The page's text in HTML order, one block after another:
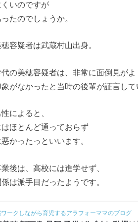
いのですが
たのでしょうか。
容疑者は武蔵村山出身。
の美穂容疑者は、非常に面倒見がよ
がなかったと当時の後輩が証言して
によると、
ほとんど通っておらず
かったっといいます。
後は、高校には進学せず、
は派手目だったようです。
ークしながら育児するアラフォーママのブログ